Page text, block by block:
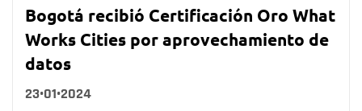
Bogotá recibió Certificación Oro What
Works Cities por aprovechamiento de
datos
23•01•2024